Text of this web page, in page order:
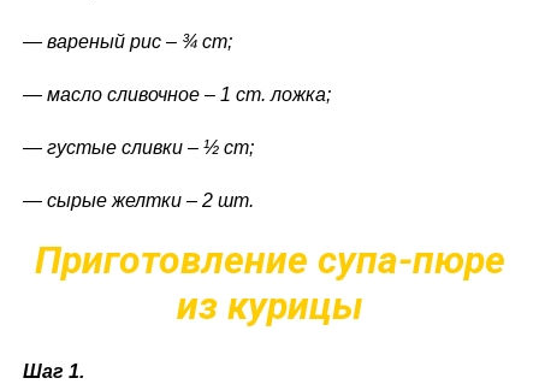
— вареный рис – ¾ ст;
— масло сливочное – 1 ст. ложка;
— густые сливки – ½ ст;
— сырые желтки – 2 шт.
Приготовление супа-пюре
из курицы
Шаг 1.